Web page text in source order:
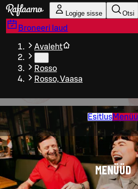
Liigu peamise sisu juurde
Logige sisse Otsi
Broneeri laud
Avaleht
Rosso
Rosso, Vaasa
EsitlusMenüü
MENÜÜD